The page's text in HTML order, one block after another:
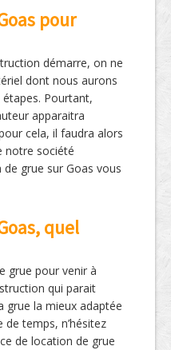
pour
démarre, on ne
dont nous aurons
Pourtant,
apparaitra
cela, il faudra alors
notre société
grue sur Goas vous
quel
grue pour venir à
qui parait
grue la mieux adaptée
temps, n’hésitez
de location de grue